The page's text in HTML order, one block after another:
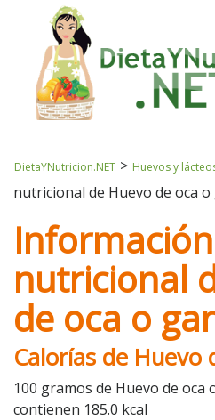
DietaYNutricion.NET > Huevos y
nutricional de Huevo de oca o
Información
nutricional
de oca o
Calorías de Huevo
100 gramos de Huevo de oca
contienen 185.0 kcal